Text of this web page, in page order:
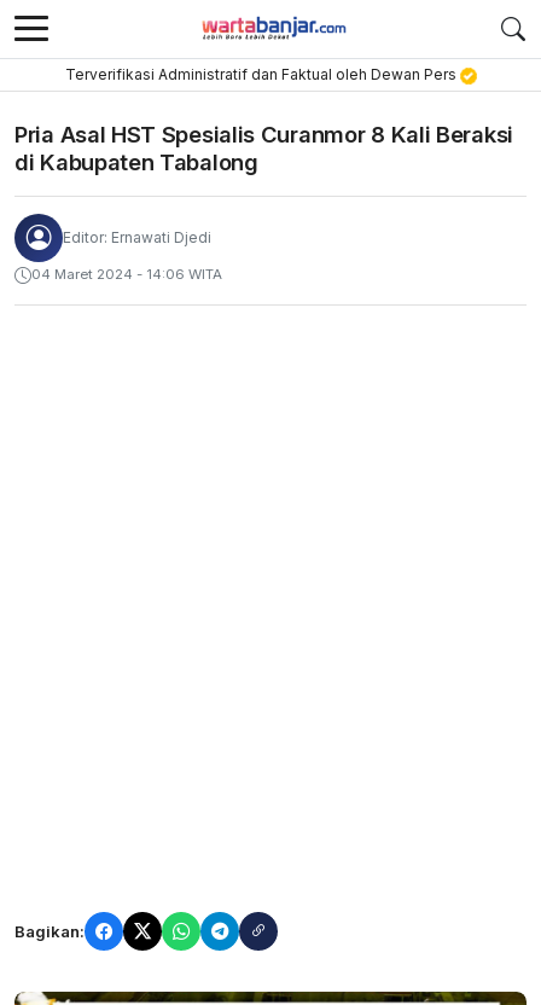
Terverifikasi Administratif dan Faktual oleh Dewan Pers
Pria Asal HST Spesialis Curanmor 8 Kali Beraksi
di Kabupaten Tabalong
Editor: Ernawati Djedi
04 Maret 2024 - 14:06 WITA
Bagikan: